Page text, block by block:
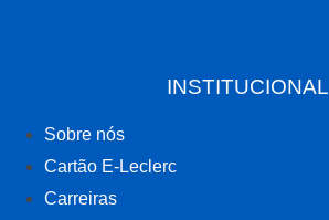
INSTITUCIONAL
Sobre nós
Cartão E-Leclerc
Carreiras